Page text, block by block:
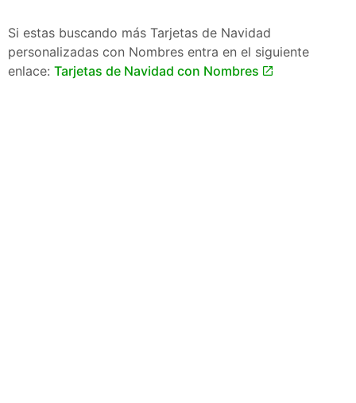
Si estas buscando más Tarjetas de Navidad
personalizadas con Nombres entra en el siguiente
enlace: Tarjetas de Navidad con Nombres